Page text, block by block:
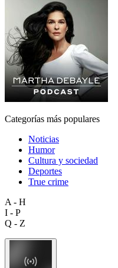
Categorías más populares
Noticias
Humor
Cultura y sociedad
Deportes
True crime
A - H
I - P
Q - Z